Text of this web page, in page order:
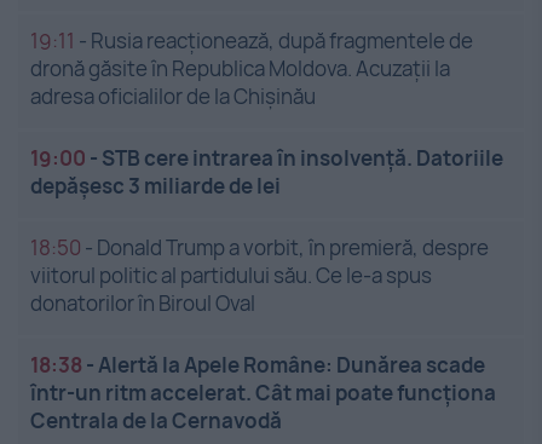
19:11 - Rusia reacționează, după fragmentele de
dronă găsite în Republica Moldova. Acuzații la
adresa oficialilor de la Chișinău
19:00 - STB cere intrarea în insolvență. Datoriile
depășesc 3 miliarde de lei
18:50 - Donald Trump a vorbit, în premieră, despre
viitorul politic al partidului său. Ce le-a spus
donatorilor în Biroul Oval
18:38 -Alertă la Apele Române: Dunărea scade
într-un ritm accelerat. Cât mai poate funcționa
Centrala de la Cernavodă